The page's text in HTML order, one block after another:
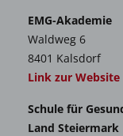
EMG-Akademie
Waldweg 6
8401 Kalsdorf
Link zur Website
Schule für
Land Steiermark